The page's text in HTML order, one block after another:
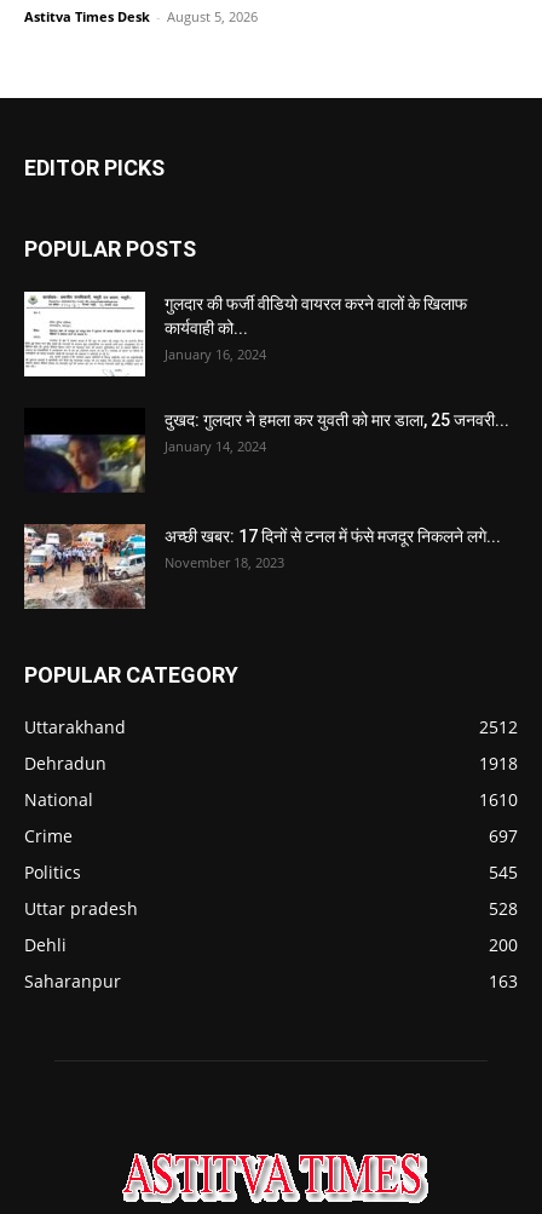
Astitva Times Desk - August 5, 2026
EDITOR PICKS
POPULAR POSTS
गुलदार की फर्जी वीडियो वायरल करने वालों के खिलाफ
कार्यवाही को...
January 16, 2024
दुखद: गुलदार ने हमला कर युवती को मार डाला, 25 जनवरी...
January 14, 2024
अच्छी खबर: 17 दिनों से टनल में फंसे मजदूर निकलने लगे...
November 18, 2023
POPULAR CATEGORY
Uttarakhand
2512
Dehradun
1918
National
1610
Crime
697
Politics
545
Uttar pradesh
528
Dehli
200
Saharanpur
163